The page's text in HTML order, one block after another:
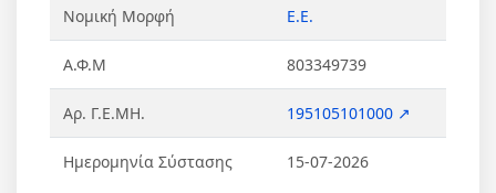
Νομική Μορφή Ε.Ε.
Α.Φ.Μ 803349739
Αρ. Γ.Ε.ΜΗ. 195105101000 ↗
Ημερομηνία Σύστασης 15-07-2026